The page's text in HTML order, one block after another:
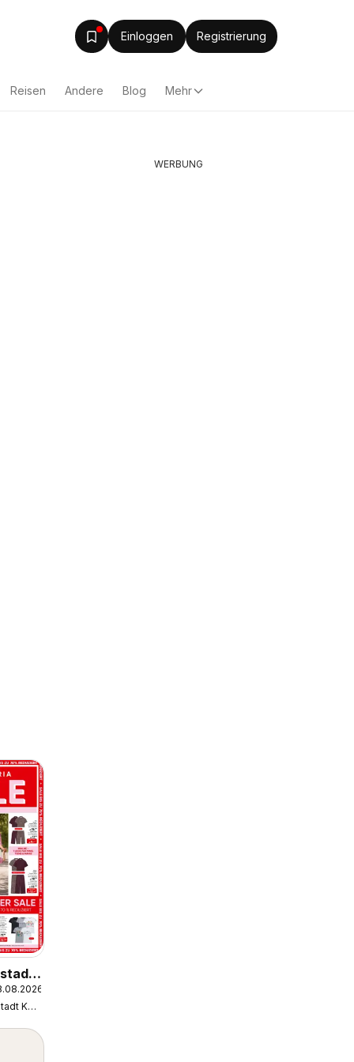
Einloggen Registrierung
Reisen Andere Blog Mehr
Galeria Karstadt Kaufhof
WERBUNG